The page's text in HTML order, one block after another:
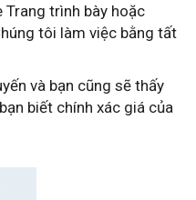
Trang trình bày hoặc
tôi làm việc bằng tất
và bạn cũng sẽ thấy
biết chính xác giá của